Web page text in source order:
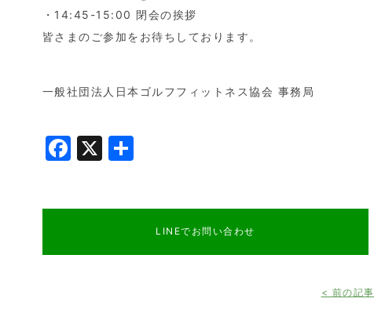
・14:45-15:00 閉会の挨拶
皆さまのご参加をお待ちしております。
一般社団法人日本ゴルフフィットネス協会 事務局
Facebook
X 共
LINEでお問い合わせ
< 前の記事